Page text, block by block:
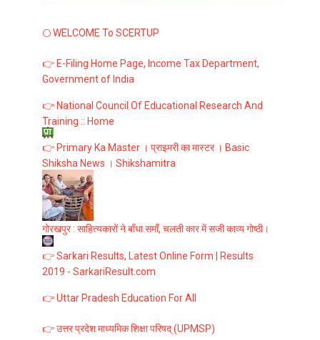
🌕 WELCOME To SCERTUP
👉 E-Filing Home Page, Income Tax Department,
Government of India
👉 National Council Of Educational Research And
Training :: Home
👉 Primary Ka Master । प्राइमरी का मास्टर । Basic
Shiksha News । Shikshamitra
गोरखपुर : साहित्यकारों ने बाँधा समाँ, चलती कार में सजी काव्य गोष्ठी।
👉 Sarkari Results, Latest Online Form | Results
2019 - SarkariResult.com
👉 Uttar Pradesh Education For All
👉 उत्तर प्रदेश माध्यमिक शिक्षा परिषद् (UPMSP)